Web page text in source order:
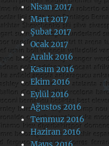
Nisan 2017
Mart 2017
Şubat 2017
Ocak 2017
Aralık 2016
Kasım 2016
Ekim 2016
Eylül 2016
Ağustos 2016
Temmuz 2016
Haziran 2016